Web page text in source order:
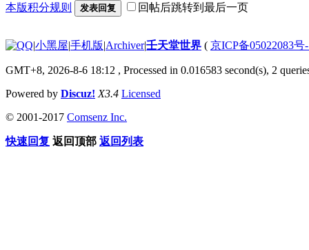
本版积分规则 发表回复 回帖后跳转到最后一页
|小黑屋|手机版|Archiver|壬天堂世界 ( 京ICP备05022083号
GMT+8, 2026-8-6 18:12 , Processed in 0.016583 second(s), 2
Powered by Discuz! X3.4 Licensed
© 2001-2017 Comsenz Inc.
快速回复 返回顶部 返回列表